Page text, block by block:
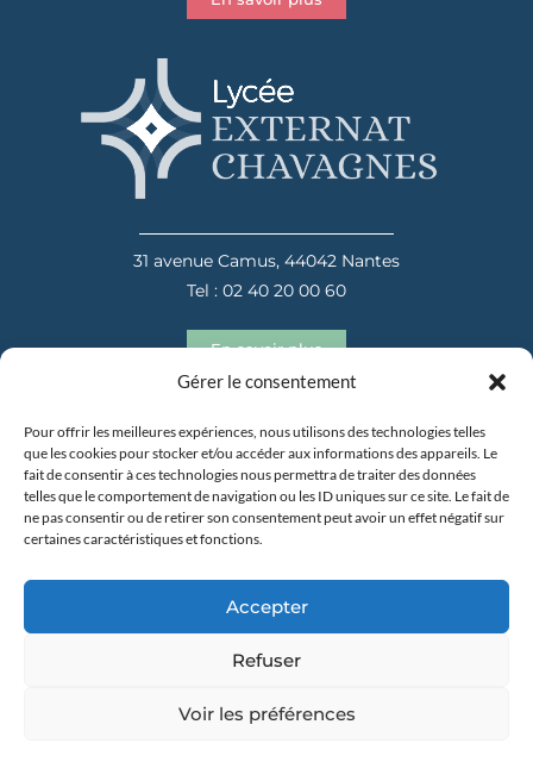
Gérer le consentement
Pour offrir les meilleures expériences, nous utilisons des technologies telles
que les cookies pour stocker et/ou accéder aux informations des appareils. Le
fait de consentir à ces technologies nous permettra de traiter des données
telles que le comportement de navigation ou les ID uniques sur ce site. Le fait de
ne pas consentir ou de retirer son consentement peut avoir un effet négatif sur
certaines caractéristiques et fonctions.
Accepter
Refuser
Voir les préférences
31 avenue Camus, 44042 Nantes
Tel : 02 40 20 00 60
En savoir plus
Tel : 02 40 20 00 60
En savoir plus